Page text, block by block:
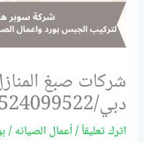
شركات صبغ
دبي/0524099522/خصم30%
اترك تعليقاً/أعمال الصيانه/